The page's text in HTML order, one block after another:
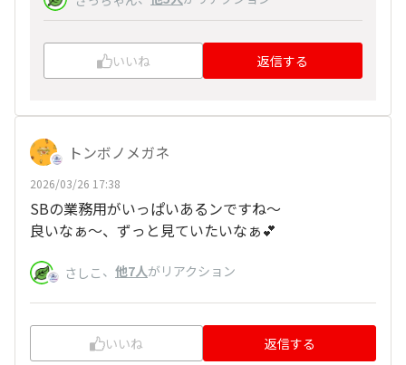
いいね 返信する
トンボノメガネ
2026/03/26 17:38
SBの業務用がいっぱいあるンですね〜
良いなぁ〜、ずっと見ていたいなぁ💕
さしこ 、 他7人がリアクション
いいね 返信する